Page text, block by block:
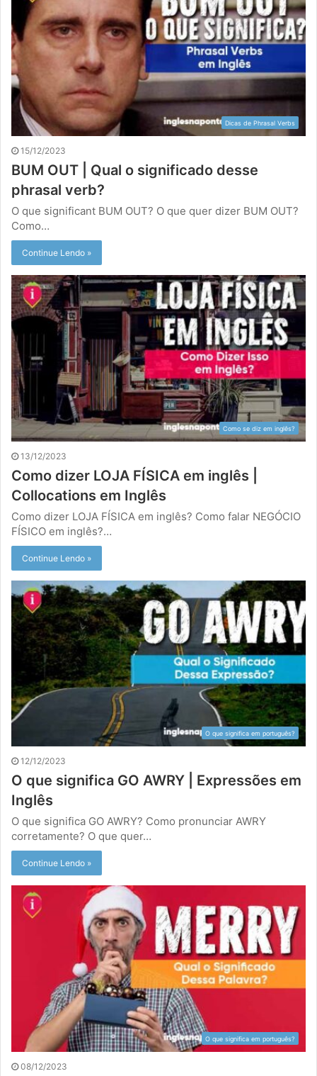
Dicas de Phrasal Verbs
15/12/2023
BUM OUT | Qual o significado desse
phrasal verb?
O que significant BUM OUT? O que quer dizer BUM OUT?
Como…
Continue Lendo »
Como se diz em inglês?
13/12/2023
Como dizer LOJA FÍSICA em inglês |
Collocations em Inglês
Como dizer LOJA FÍSICA em inglês? Como falar NEGÓCIO
FÍSICO em inglês?…
Continue Lendo »
O que significa em português?
12/12/2023
O que significa GO AWRY | Expressões em
Inglês
O que significa GO AWRY? Como pronunciar AWRY
corretamente? O que quer…
Continue Lendo »
O que significa em português?
08/12/2023